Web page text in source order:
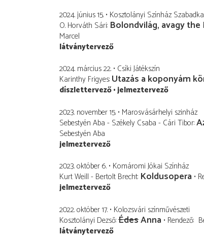
2024. június 15. Kosztolányi Színház Szabadka
O. Horváth Sári Bolondvilág, avagy
Marcel
látványtervező
2024. március 22. Csíki Játékszín
Karinthy Frigyes Utazás a koponyám
díszlettervező jelmeztervező
2023. november 15. Marosvásárhelyi szinház
Sebestyén Aba - Székely Csaba - Cári Tibor
Sebestyén Aba
jelmeztervező
2023. október 6. Komáromi Jókai Színház
Kurt Weill - Bertolt Brecht Koldusopera
jelmeztervező
2022. október 17. Kolozsvári színművészeti
Kosztolányi Dezső ÉdesAnna Rendező
látványtervező